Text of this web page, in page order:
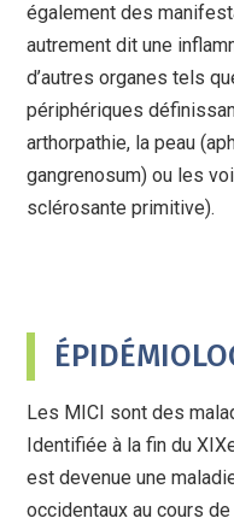
également des
autrement dit une
d’autres organes tels
périphériques
arthorpathie, la peau
gangrenosum) ou les
sclérosante primitive).
Les MICI sont des
Identifiée à la fin du
est devenue une
occidentaux au cours